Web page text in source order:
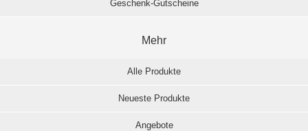
Geschenk-Gutscheine
Mehr
Alle Produkte
Neueste Produkte
Angebote